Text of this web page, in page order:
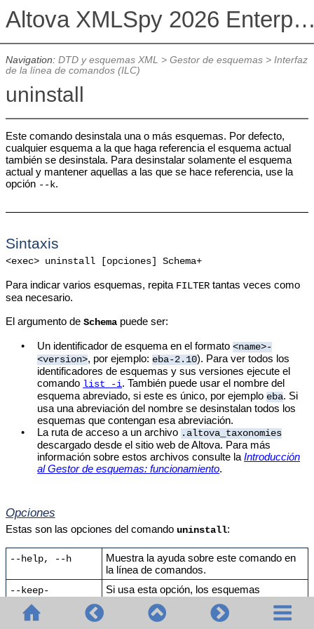
Altova XMLSpy 2026
Navigation: DTD y esquemas XML > Gestor de esquemas> Interfaz
de la línea de comandos (ILC)
uninstall
Este comando desinstala una o más esquemas. Por defecto,
cualquier esquema a la que haga referencia el esquema actual
también se desinstala. Para desinstalar solamente el esquema
actual y mantener aquellas a las que se hace referencia, use la
opción --k.
Sintaxis
<exec> uninstall [opciones] Schema+
Para indicar varios esquemas, repita FILTERtantas veces como
sea necesario.
El argumento de Schemapuede ser:
• Un identificador de esquema en el formato<name>-
<version>, por ejemplo:eba-2.10). Para ver todos los
identificadores de esquemas y sus versiones ejecute el
comando list -i. También puede usar el nombre del
esquema abreviado, si este es único, por ejemploeba. Si
usa una abreviación del nombre se desinstalan todos los
esquemas que contengan esa abreviación.
•
La ruta de acceso a un archivo.altova_taxonomies
descargado desde el sitio web de Altova. Para más
información sobre estos archivos consulte laIntroducción
al Gestor de esquemas: funcionamiento.
Opciones
Estas son las opciones del comando uninstall:
--help, --h
Muestra la ayuda sobre este comando en
la línea de comandos.
--keep-
references, --k
Si usa esta opción, los esquemas
referenciados no se desinstalan. El valor
predeterminado es
false.